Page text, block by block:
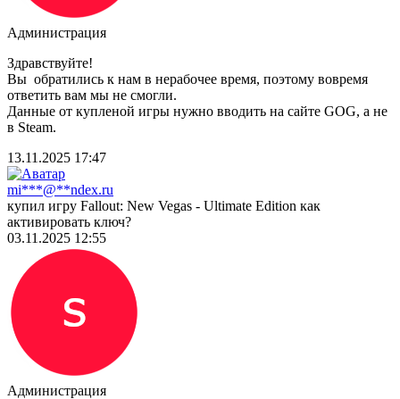
Администрация
Здравствуйте!
Вы обратились к нам в нерабочее время, поэтому вовремя
ответить вам мы не смогли.
Данные от купленой игры нужно вводить на сайте GOG, а не
в Steam.
13.11.2025 17:47
mi***@**ndex.ru
купил игру Fallout: New Vegas - Ultimate Edition как
активировать ключ?
03.11.2025 12:55
Администрация